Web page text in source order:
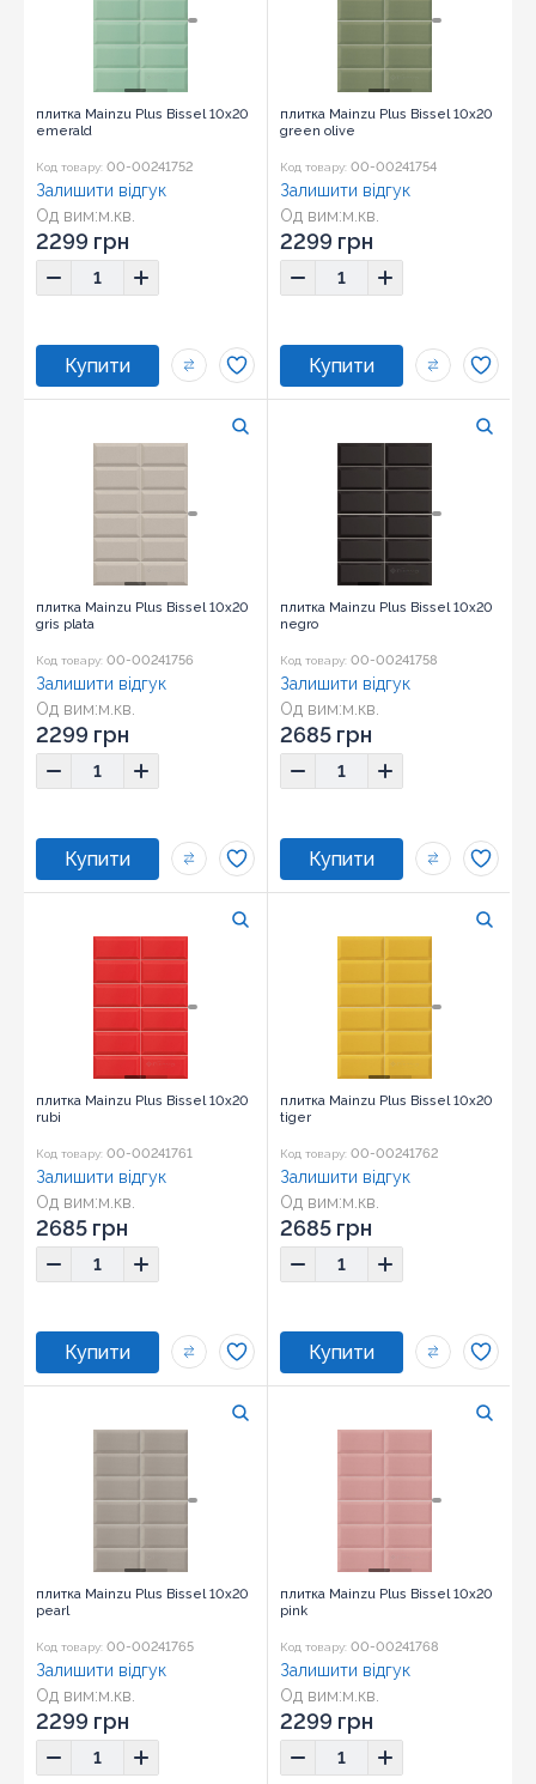
плитка Mainzu Plus Bissel 10x20
emerald
Код товару: 00-00241752
Од вим:м.кв.
Розмір: 10x20
Залишити відгук
2299 грн
плитка Mainzu Plus Bissel 10x20
green olive
Код товару: 00-00241754
Од вим:м.кв.
Розмір: 10x20
Залишити відгук
2299 грн
плитка Mainzu Plus Bissel 10x20
gris plata
Код товару: 00-00241756
Од вим:м.кв.
Розмір: 10x20
Залишити відгук
2299 грн
плитка Mainzu Plus Bissel 10x20
negro
Код товару: 00-00241758
Од вим:м.кв.
Розмір:10x20
Залишити відгук
2685 грн
плитка Mainzu Plus Bissel 10x20
rubi
Код товару: 00-00241761
Од вим:м.кв.
Розмір:10x20
Залишити відгук
2685 грн
плитка Mainzu Plus Bissel 10x20
tiger
Код товару: 00-00241762
Од вим:м.кв.
Розмір:10x20
Залишити відгук
2685 грн
плитка Mainzu Plus Bissel 10x20
pearl
Код товару: 00-00241765
Од вим:м.кв.
Розмір: 10x20
Залишити відгук
2299 грн
плитка Mainzu Plus Bissel 10x20
pink
Код товару: 00-00241768
Од вим:м.кв.
Розмір: 10x20
Залишити відгук
2299 грн